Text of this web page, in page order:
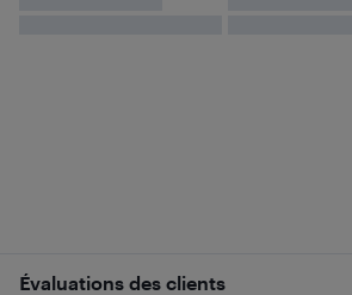
Évaluations des clients